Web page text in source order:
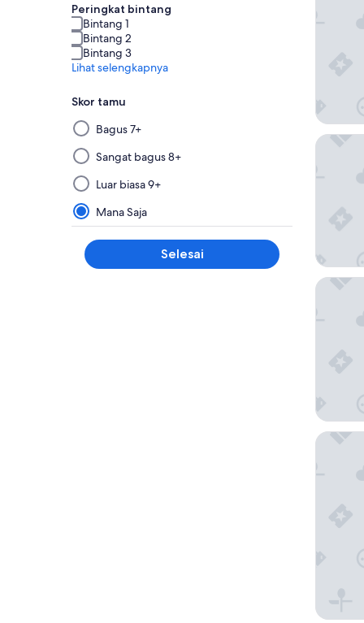
Peringkat bintang
Bintang 1
Bintang 2
Bintang 3
Lihat selengkapnya
Skor tamu
Memilih
dan
menerapkan
filter
dari
grup
ini
akan
memperbarui
Bagus 7+
Sangat bagus 8+
Luar biasa 9+
Mana Saja
Selesai
The
Hashimi